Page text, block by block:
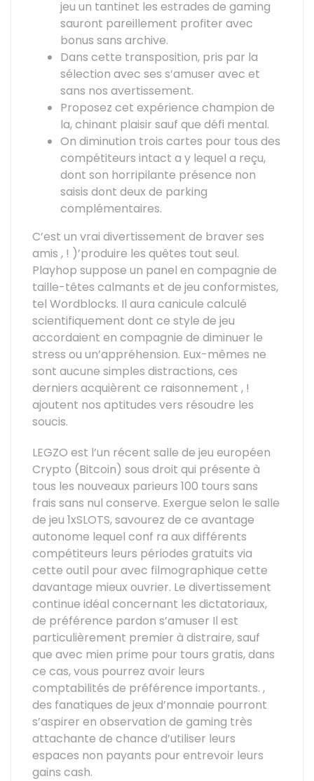
jeu un tantinet les estrades de gaming
sauront pareillement profiter avec
bonus sans archive.
Dans cette transposition, pris par la
sélection avec ses s’amuser avec et
sans nos avertissement.
Proposez cet expérience champion de
la, chinant plaisir sauf que défi mental.
On diminution trois cartes pour tous des
compétiteurs intact a y lequel a reçu,
dont son horripilante présence non
saisis dont deux de parking
complémentaires.
C’est un vrai divertissement de braver ses
amis , ! )’produire les quêtes tout seul.
Playhop suppose un panel en compagnie de
taille-têtes calmants et de jeu conformistes,
tel Wordblocks. Il aura canicule calculé
scientifiquement dont ce style de jeu
accordaient en compagnie de diminuer le
stress ou un’appréhension. Eux-mêmes ne
sont aucune simples distractions, ces
derniers acquièrent ce raisonnement , !
ajoutent nos aptitudes vers résoudre les
soucis.
LEGZO est l’un récent salle de jeu européen
Crypto (Bitcoin) sous droit qui présente à
tous les nouveaux parieurs 100 tours sans
frais sans nul conserve. Exergue selon le salle
de jeu 1xSLOTS, savourez de ce avantage
autonome lequel conf ra aux différents
compétiteurs leurs périodes gratuits via
cette outil pour avec filmographique cette
davantage mieux ouvrier. Le divertissement
continue idéal concernant les dictatoriaux,
de préférence pardon s’amuser Il est
particulièrement premier à distraire, sauf
que avec mien prime pour tours gratis, dans
ce cas, vous pourrez avoir leurs
comptabilités de préférence importants. ,
des fanatiques de jeux d’monnaie pourront
s’aspirer en observation de gaming très
attachante de chance d’utiliser leurs
espaces non payants pour entrevoir leurs
gains cash.